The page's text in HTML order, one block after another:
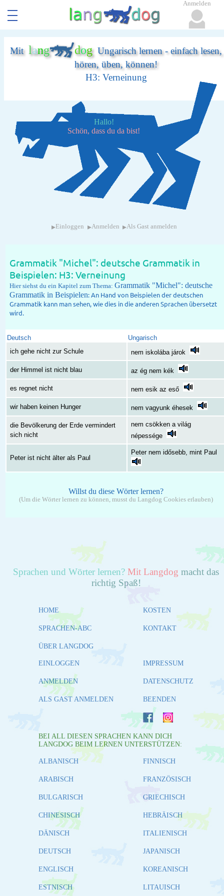
Mit lang dogUngarisch lernen - einfach lesen,
hören, üben, können!
H3: Verneinung
Hallo!
Schön, dass du da bist!
▸ Einloggen ▸Anmelden ▸Als Gast anmelden
Grammatik "Michel": deutsche Grammatik in
Beispielen: H3: Verneinung
Hier siehst du ein Kapitel zum Thema:Grammatik "Michel": deutsche
Grammatik in Beispielen: An Hand von Beispielen der deutschen
Grammatik kann man sehen, wie dies in die anderen Sprachen übersetzt
wird.
Deutsch
Ungarisch
ich gehe nicht zur Schule
nem iskolába járok
der Himmel ist nicht blau az ég nem kék
es regnet nicht nem esik az eső
wir haben keinen Hunger nem vagyunk éhesek
die Bevölkerung der Erde vermindert
sich nicht
nem csökken a világ
népessége
Peter ist nicht älter als Paul
Peter nem idősebb, mint Paul
Willst du diese Wörter lernen?
(Um die Wörter lernen zu können, musst du Langdog Cookies erlauben)
Sprachen und Wörter lernen? Mit Langdog macht das
richtig Spaß!
HOME
SPRACHEN-ABC
ÜBER LANGDOG
KOSTEN
KONTAKT
EINLOGGEN
ANMELDEN
ALS GAST ANMELDEN
IMPRESSUM
DATENSCHUTZ
BEENDEN
BEI ALL DIESEN SPRACHEN KANN DICH
LANGDOG BEIM LERNEN UNTERSTÜTZEN:
ALBANISCH
ARABISCH
BULGARISCH
CHINESISCH
DÄNISCH
DEUTSCH
ENGLISCH
ESTNISCH
FINNISCH
FRANZÖSISCH
GRIECHISCH
HEBRÄISCH
ITALIENISCH
JAPANISCH
KOREANISCH
LITAUISCH
Anmelden